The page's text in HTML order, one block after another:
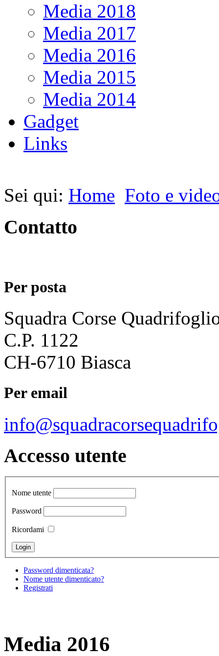
Media 2018
Media 2017
Media 2016
Media 2015
Media 2014
Gadget
Links
Sei qui: Home Foto e
Contatto
Per posta
Squadra Corse
C.P. 1122
CH-6710 Biasca
Per email
Accesso utente
Nome utente
Password
Ricordami
Password dimenticata?
Nome utente dimenticato?
Registrati
Media 2016